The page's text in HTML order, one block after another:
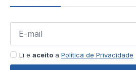
Li e aceito a Política de Privacidade